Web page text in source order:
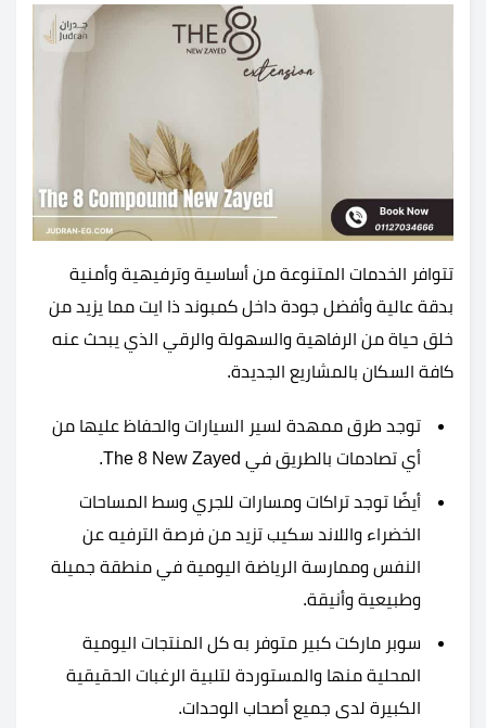
تتوافر الخدمات المتنوعة من أساسية وترفيهية وأمنية
بدقة عالية وأفضل جودة داخل كمبوند ذا ايت مما يزيد من
خلق حياة من الرفاهية والسهولة والرقي الذي يبحث عنه
كافة السكان بالمشاريع الجديدة.
توجد طرق ممهدة لسير السيارات والحفاظ عليها من
أي تصادمات بالطريق في The 8 New Zayed.
أيضًا توجد تراكات ومسارات للجري وسط المساحات
الخضراء واللاند سكيب تزيد من فرصة الترفيه عن
النفس وممارسة الرياضة اليومية في منطقة جميلة
وطبيعية وأنيقة.
سوبر ماركت كبير متوفر به كل المنتجات اليومية
المحلية منها والمستوردة لتلبية الرغبات الحقيقية
الكبيرة لدى جميع أصحاب الوحدات.